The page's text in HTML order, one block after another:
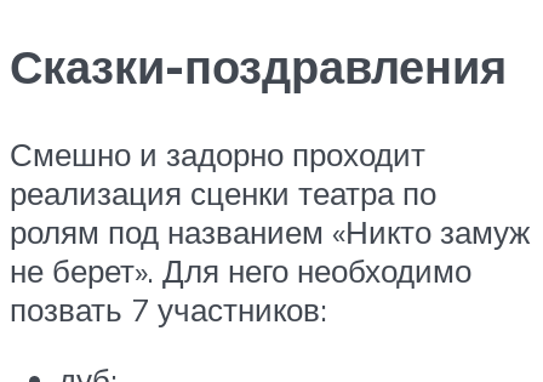
Сказки-поздравления
Смешно и задорно проходит
реализация сценки театра по
ролям под названием «Никто замуж
не берет». Для него необходимо
позвать 7 участников: